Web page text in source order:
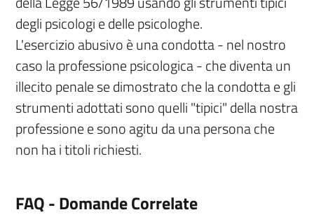
degli psicologi e delle psicologhe.
L'esercizio abusivo è una condotta - nel nostro
caso la professione psicologica - che diventa un
illecito penale se dimostrato che la condotta e gli
strumenti adottati sono quelli "tipici" della nostra
professione e sono agitu da una persona che
non ha i titoli richiesti.
FAQ - Domande Correlate